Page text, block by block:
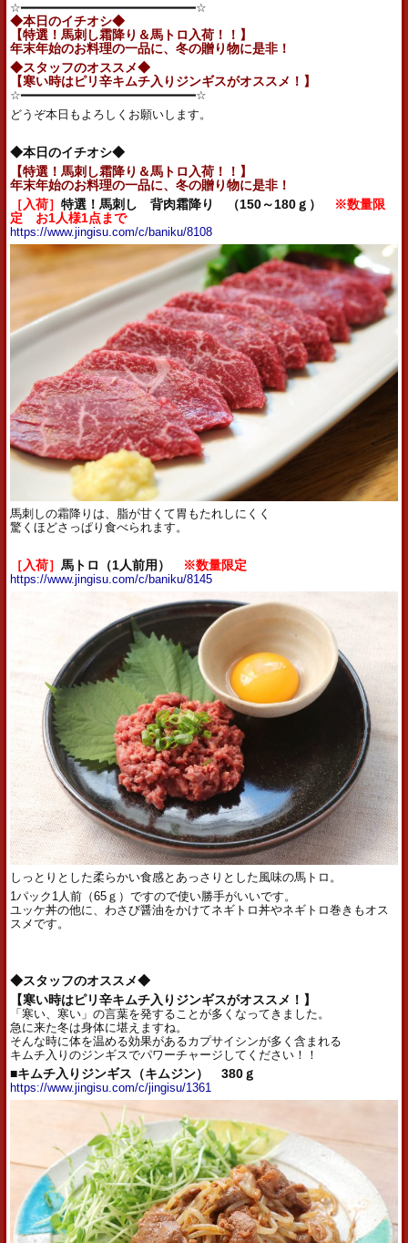
☆━━━━━━━━━━━━━━━━━━━━━━━━☆
◆本日のイチオシ◆
【特選！馬刺し霜降り＆馬トロ入荷！！】
年末年始のお料理の一品に、冬の贈り物に是非！
◆スタッフのオススメ◆
【寒い時はピリ辛キムチ入りジンギスがオススメ！】
☆━━━━━━━━━━━━━━━━━━━━━━━━☆
どうぞ本日もよろしくお願いします。
◆本日のイチオシ◆
【特選！馬刺し霜降り＆馬トロ入荷！！】
年末年始のお料理の一品に、冬の贈り物に是非！
［入荷］特選！馬刺し 背肉霜降り （150～180ｇ）
※数量限
定 お1人様1点まで
https://www.jingisu.com/c/baniku/8108
馬刺しの霜降りは、脂が甘くて胃もたれしにくく
驚くほどさっぱり食べられます。
［入荷］馬トロ（1人前用）
※数量限定
https://www.jingisu.com/c/baniku/8145
しっとりとした柔らかい食感とあっさりとした風味の馬トロ。
1パック1人前（65ｇ）ですので使い勝手がいいです。
ユッケ丼の他に、わさび醤油をかけてネギトロ丼やネギトロ巻きもオス
スメです。
◆スタッフのオススメ◆
【寒い時はピリ辛キムチ入りジンギスがオススメ！】
「寒い、寒い」の言葉を発することが多くなってきました。
急に来た冬は身体に堪えますね。
そんな時に体を温める効果があるカプサイシンが多く含まれる
キムチ入りのジンギスでパワーチャージしてください！！
■キムチ入りジンギス（キムジン） 380ｇ
https://www.jingisu.com/c/jingisu/1361